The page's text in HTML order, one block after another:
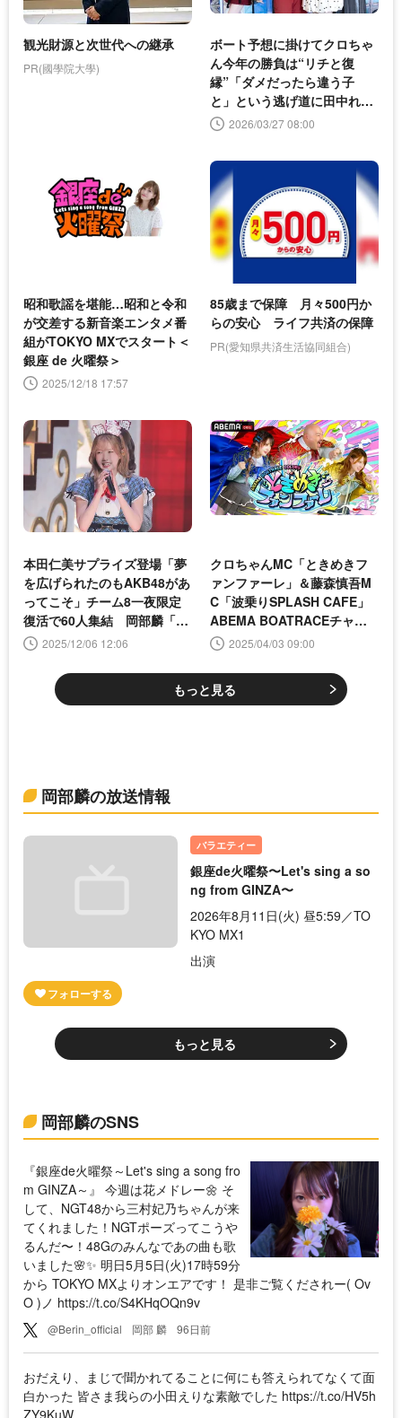
観光財源と次世代への継承
PR(國學院大學)
ボート予想に掛けてクロちゃ
ん今年の勝負は“リチと復
縁”「ダメだったら違う子
と」という逃げ道に田中れい
な＆岡部麟が厳しくツッコミ
ORS＞
2026/03/27 08:00
昭和歌謡を堪能…昭和と令和
が交差する新音楽エンタメ番
組がTOKYO MXでスタート＜
銀座 de 火曜祭＞
2025/12/18 17:57
85歳まで保障 月々500円か
らの安心 ライフ共済の保障
PR(愛知県共済生活協同組合)
本田仁美サプライズ登場「夢
を広げられたのもAKB48があ
ってこそ」チーム8一夜限定
復活で60人集結 岡部麟「約
束を果たせた」
2025/12/06 12:06
クロちゃんMC「ときめきフ
ァンファーレ」＆藤森慎吾M
C「波乗りSPLASH CAFE」
ABEMA BOATRACEチャン
ネルにて放送開始
2025/04/03 09:00
もっと見る
岡部麟の放送情報
バラエティー
銀座de火曜祭〜Let's sing a so
ng from GINZA〜
2026年8月11日(火) 昼5:59／TO
KYO MX1
出演
もっと見る
岡部麟のSNS
『銀座de火曜祭～Let's sing a song fro
m GINZA～』 今週は花メドレー🌼 そ
して、NGT48から三村妃乃ちゃんが来
てくれました！NGTポーズってこうや
るんだ〜！48Gのみんなであの曲も歌
いました🌸✨ 明日5月5日(火)17時59分
から TOKYO MXよりオンエアです！ 是非ご覧くだされー( Ov
O )ノ https://t.co/S4KHqOQn9v
@Berin_official 岡部 麟 96日前
おだえり、まじで聞かれてることに何にも答えられてなくて面
白かった 皆さま我らの小田えりな素敵でした https://t.co/HV5h
ZY9KuW